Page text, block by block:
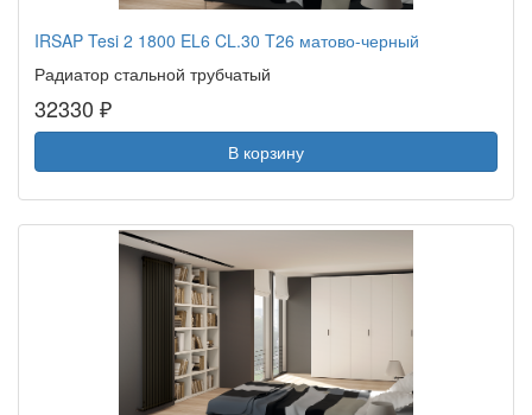
IRSAP Tesi 2 1800 EL6 CL.30 T26 матово-черный
Радиатор стальной трубчатый
32330 ₽
В корзину